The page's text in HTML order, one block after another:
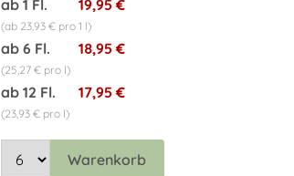
ab 1 Fl. 19,95 €
(ab 23,93 € pro 1 l)
ab 6 Fl. 18,95 €
(25,27 € pro l)
ab 12 Fl. 17,95 €
(23,93 € pro l)
Warenkorb